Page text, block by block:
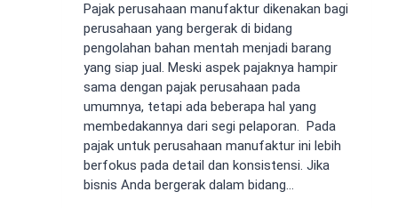
Pajak perusahaan manufaktur dikenakan bagi
perusahaan yang bergerak di bidang
pengolahan bahan mentah menjadi barang
yang siap jual. Meski aspek pajaknya hampir
sama dengan pajak perusahaan pada
umumnya, tetapi ada beberapa hal yang
membedakannya dari segi pelaporan. Pada
pajak untuk perusahaan manufaktur ini lebih
berfokus pada detail dan konsistensi. Jika
bisnis Anda bergerak dalam bidang…